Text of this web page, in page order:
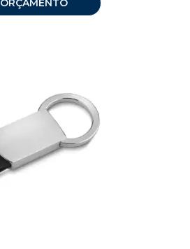
ORÇAMENTO